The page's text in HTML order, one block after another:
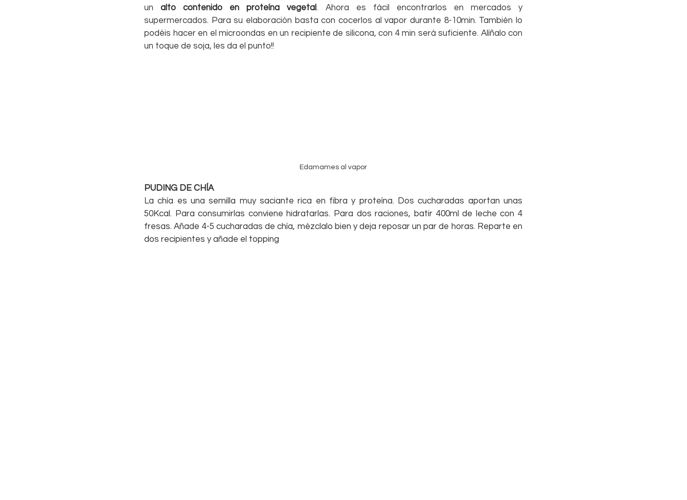
un alto contenido en proteína vegetal . Ahora es fácil encontrarlos en mercados y
supermercados. Para su elaboración basta con cocerlos al vapor durante 8-10min. También lo
podéis hacer en el microondas en un recipiente de silicona, con 4 min será suficiente. Alíñalo con
un toque de soja, les da el punto!!
Edamames al vapor
PUDING DE CHÍA
La chía es una semilla muy saciante rica en fibra y proteína. Dos cucharadas aportan unas
50Kcal. Para consumirlas conviene hidratarlas. Para dos raciones, batir 400ml de leche con 4
fresas. Añade 4-5 cucharadas de chía, mézclalo bien y deja reposar un par de horas. Reparte en
dos recipientes y añade el topping